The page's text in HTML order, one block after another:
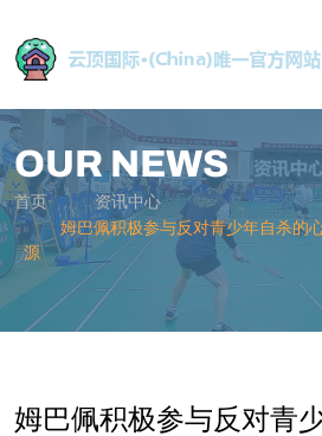
OUR NEWS
首页
资讯中心
姆巴佩积极参与反对青少年自杀的
源
姆巴佩积极参与反对青